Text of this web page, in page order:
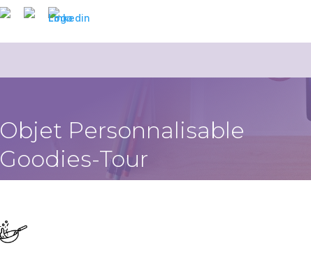
Objet Personnalisable
Goodies-Tour